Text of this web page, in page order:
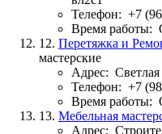
Телефон: +7
Время работы:
12. Перетяжка и
мастерские
Адрес:
Телефон: +7
Время работы:
13. Мебельная
Адрес: